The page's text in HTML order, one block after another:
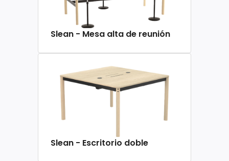
Slean - Mesa alta de reunión
Slean - Escritorio doble